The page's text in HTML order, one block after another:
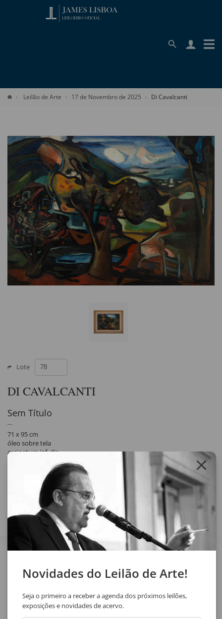
Leilão de Arte 17 de Novembro de 2025 Di Cavalcanti
Lote
DI CAVALCANTI
Sem Título
71 x 95 cm
óleo sobre tela
assinatura inf. dir.
Compartilhar
Novidades do Leilão de Arte!
Seja o primeiro a receber a agenda dos próximos leilões,
exposições e novidades de acervo.